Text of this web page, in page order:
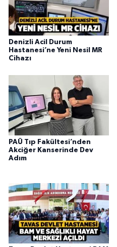
Denizli Acil Durum
Hastanesi’ne Yeni Nesil MR
Cihazı
PAÜ Tıp Fakültesi’nden
Akciğer Kanserinde Dev
Adım